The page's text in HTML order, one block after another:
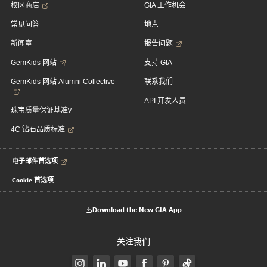
校区商店
常见问答
新闻室
GemKids 网站
GemKids 网站 Alumni Collective
珠宝质量保证基准v
4C 钻石品质标准
GIA 工作机会
地点
报告问题
支持 GIA
联系我们
API 开发人员
电子邮件首选项
Cookie 首选项
Download the New GIA App
关注我们